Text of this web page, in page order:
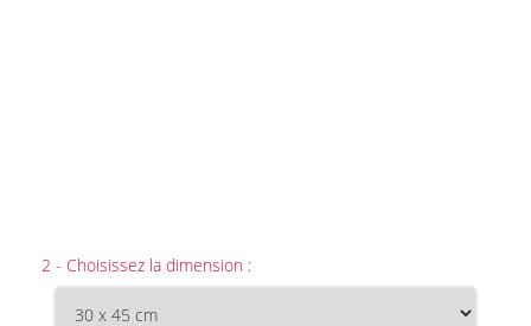
2 - Choisissez la dimension :